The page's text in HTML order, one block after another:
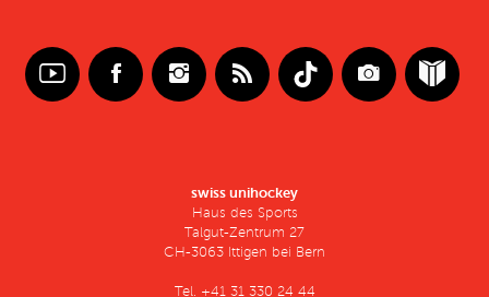
swiss unihockey
Haus des Sports
Talgut-Zentrum 27
CH-3063 Ittigen bei Bern
Tel. +41 31 330 24 44